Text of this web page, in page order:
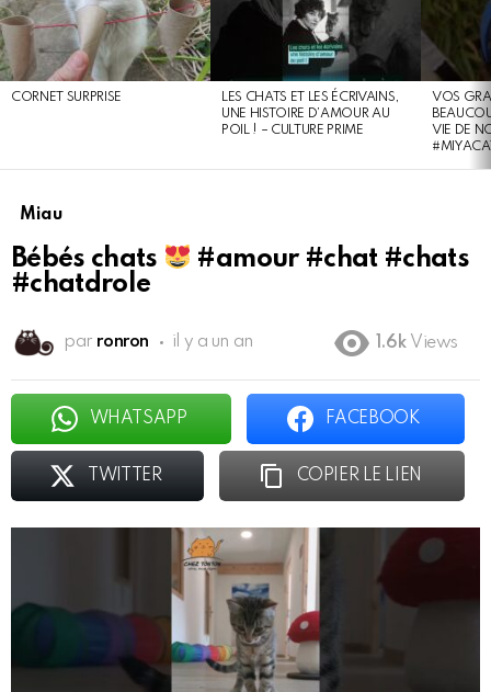
NOUVELLES
CORNET SURPRISE
LES CHATS ET LES ÉCRIVAINS,
UNE HISTOIRE D’AMOUR AU
POIL ! – CULTURE PRIME
VOS
VIE DE
Miau
Bébés chats
#amour #chat #chats
#chatdrole
par ronron il y a un an 1.6k Views
WHATSAPP FACEBOOK
TWITTER COPIER LE LIEN